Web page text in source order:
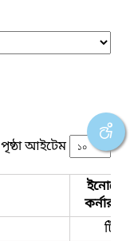
পৃষ্ঠা আইটেম
কর্নার
টিম